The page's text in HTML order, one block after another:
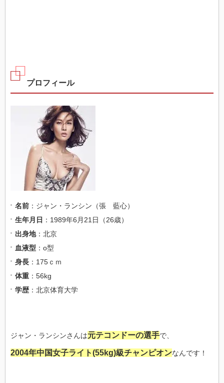
プロフィール
名前 ：ジャン・ランシン（張 藍心）
生年月日 ：1989年6月21日（26歳）
出身地：北京
血液型 ：o型
身長 ：175ｃｍ
体重 ：56kg
学歴 ：北京体育大学
ジャン・ランシンさんは元テコンドーの選手で、
2004年中国女子ライト(55kg)級チャンピオンなんです！